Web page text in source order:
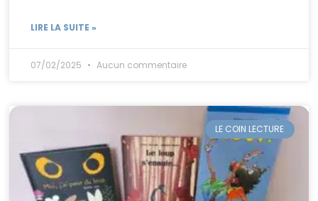
LIRE LA SUITE »
07/02/2025 Aucun commentaire
LE COIN LECTURE